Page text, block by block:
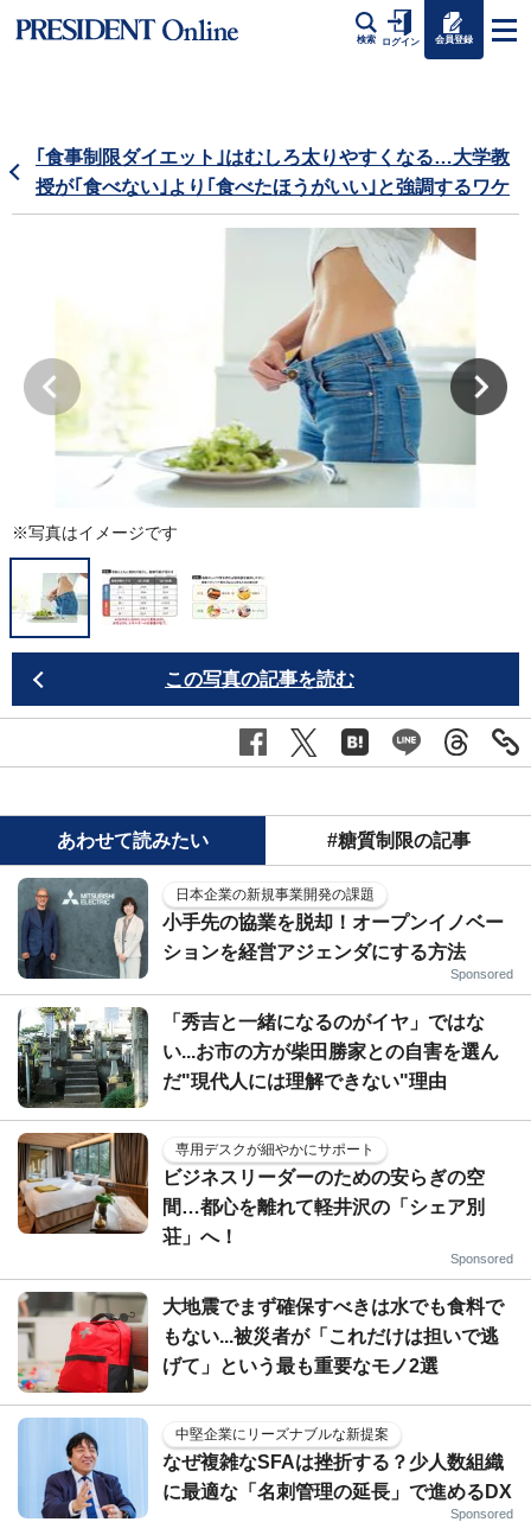
検索 ログイン 会員登録
｢食事制限ダイエット｣はむしろ太りやすくなる…大学教
授が｢食べない｣より｢食べたほうがいい｣と強調するワケ
※写真はイメージです
この写真の記事を読む
あわせて読みたい #糖質制限の記事
日本企業の新規事業開発の課題
小手先の協業を脱却！オープンイノベー
ションを経営アジェンダにする方法
Sponsored
「秀吉と一緒になるのがイヤ」ではな
い...お市の方が柴田勝家との自害を選ん
だ"現代人には理解できない"理由
専用デスクが細やかにサポート
ビジネスリーダーのための安らぎの空
間…都心を離れて軽井沢の「シェア別
荘」へ！
Sponsored
大地震でまず確保すべきは水でも食料で
もない...被災者が「これだけは担いで逃
げて」という最も重要なモノ2選
中堅企業にリーズナブルな新提案
なぜ複雑なSFAは挫折する？少人数組織
に最適な「名刺管理の延長」で進めるDX
Sponsored